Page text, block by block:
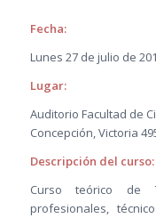
Fecha:
Lunes 27 de julio de
Lugar:
Auditorio Facultad de
Concepción, Victoria
Descripción del curso:
Curso teórico de
profesionales,